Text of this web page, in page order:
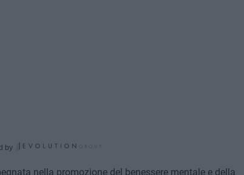
by
nella promozione del benessere mentale e della